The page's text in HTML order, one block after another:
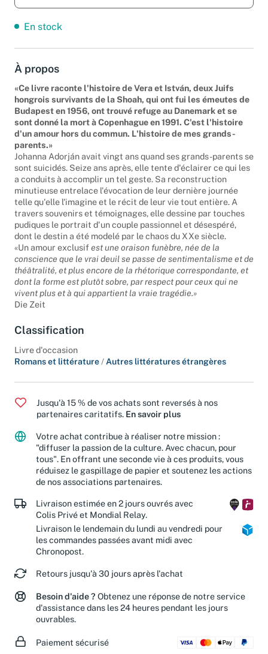
En stock
À propos
«Ce livre raconte l'histoire de Vera et István, deux Juifs
hongrois survivants de la Shoah, qui ont fui les émeutes de
Budapest en 1956, ont trouvé refuge au Danemark et se
sont donné la mort à Copenhague en 1991. C'est l'histoire
d'un amour hors du commun. L'histoire de mes grands-
parents.»
Johanna Adorján avait vingt ans quand ses grands-parents se
sont suicidés. Seize ans après, elle tente d'éclairer ce qui les
a conduits à accomplir un tel geste. Sa reconstruction
minutieuse entrelace l'évocation de leur dernière journée
telle qu'elle l'imagine et le récit de leur vie tout entière. A
travers souvenirs et témoignages, elle dessine par touches
pudiques le portrait d'un couple passionnel et désespéré,
dont le destin a été modelé par le chaos du XXe siècle.
«Un amour exclusifest une oraison funèbre, née de la
conscience que le vrai deuil se passe de sentimentalisme et de
théâtralité, et plus encore de la rhétorique correspondante, et
dont la forme est plutôt sobre, par respect pour ceux qui ne
vivent plus et à qui appartient la vraie tragédie.»
Die Zeit
Classification
Livre d'occasion
Romans et littérature / Autres littératures étrangères
Jusqu'à 15 % de vos achats sont reversés à nos
partenaires caritatifs. En savoir plus
Votre achat contribue à réaliser notre mission :
"diffuser la passion de la culture. Avec chacun, pour
tous". En offrant une seconde vie à ces produits, vous
réduisez le gaspillage de papier et soutenez les actions
de nos associations partenaires.
Livraison estimée en 2 jours ouvrés avec
Colis Privé et Mondial Relay.
Livraison le lendemain du lundi au vendredi pour
les commandes passées avant midi avec
Chronopost.
Retours jusqu'à 30 jours après l'achat
Besoin d'aide ? Obtenez une réponse de notre service
d'assistance dans les 24 heures pendant les jours
ouvrables.
Paiement sécurisé